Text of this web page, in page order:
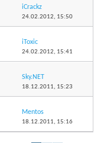
iCrackz
24.02.2012, 15:50
iToxic
24.02.2012, 15:41
Sky.NET
18.12.2011, 15:23
Mentos
18.12.2011, 15:16